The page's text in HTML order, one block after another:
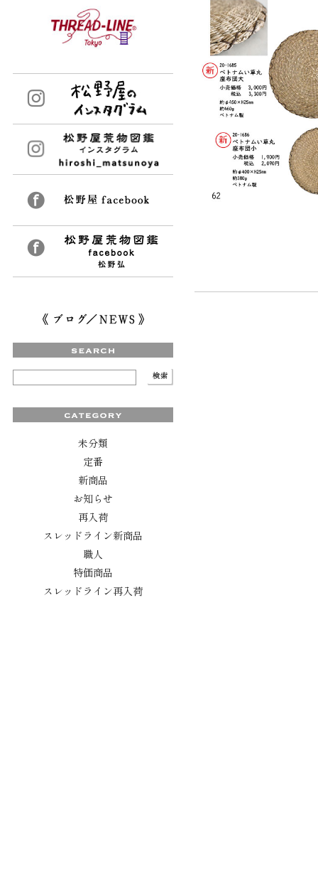
未分類
定番
新商品
お知らせ
再入荷
スレッドライン新商品
職人
特価商品
スレッドライン再入荷